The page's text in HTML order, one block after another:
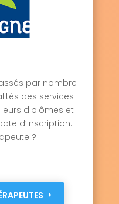
par nombre
des services
diplômes et
d’inscription.
?